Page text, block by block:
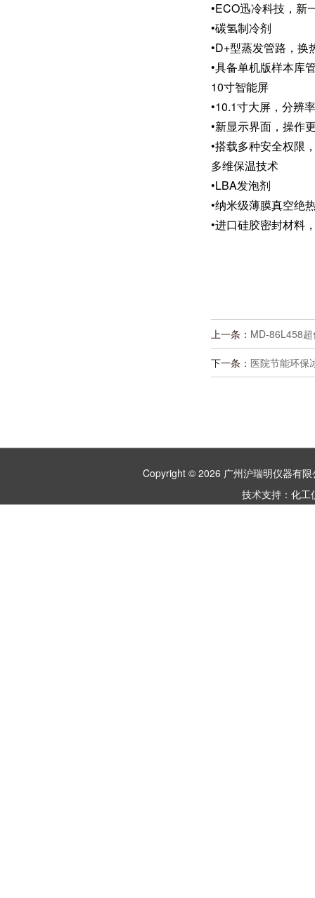
•ECO迅冷科技，新
•碳氢制冷剂
•D+型蒸发管路，换
•具备单机版样本库
10寸智能屏
•10.1寸大屏，分辨
•新显示界面，操作
•搭载多种安全权限
多维保温技术
•LBA发泡剂
•纳米级薄膜真空绝
•进口硅胶密封材料
上一条： MD-86L458
下一条： 医院节能环保
Copyright © 2026 广州沪瑞明仪器有
技术支持： 化工